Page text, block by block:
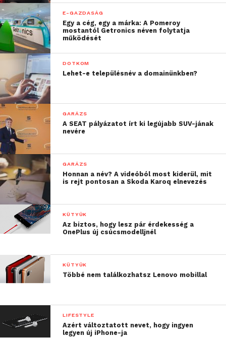
E-GAZDASÁG
Egy a cég, egy a márka: A Pomeroy
mostantól Getronics néven folytatja
működését
DOTKOM
Lehet-e településnév a domainünkben?
GARÁZS
A SEAT pályázatot írt ki legújabb SUV-jának
nevére
GARÁZS
Honnan a név? A videóból most kiderül, mit
is rejt pontosan a Skoda Karoq elnevezés
KÜTYÜK
Az biztos, hogy lesz pár érdekesség a
OnePlus új csúcsmodelljnél
KÜTYÜK
Többé nem találkozhatsz Lenovo mobillal
LIFESTYLE
Azért változtatott nevet, hogy ingyen
legyen új iPhone-ja